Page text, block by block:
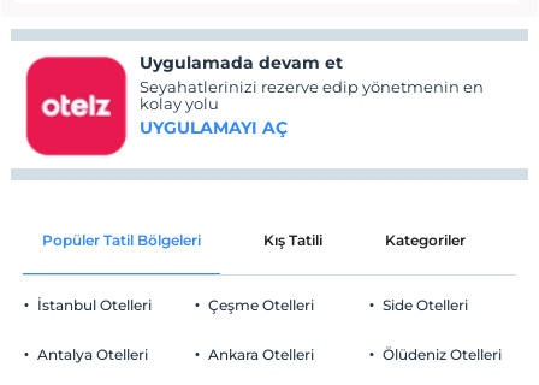
Uygulamada devam et
Seyahatlerinizi rezerve edip yönetmenin en
kolay yolu
UYGULAMAYI AÇ
Popüler Tatil Bölgeleri Kış Tatili Kategoriler
İstanbul Otelleri
Antalya Otelleri
Çeşme Otelleri
Ankara Otelleri
Side Otelleri
Ölüdeniz Otelleri